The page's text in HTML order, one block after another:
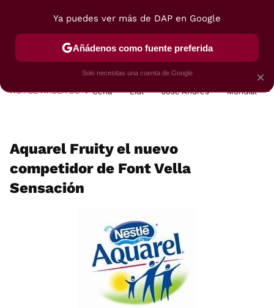
POSTRES VIAJES SELECCIÓN VEGUI
HOY SE HABLA DE Cena Lidl José Andrés Mundial
Aquarel Fruity el nuevo
competidor de Font Vella
Sensación
×
Ya puedes ver más de DAP en Google
Añádenos como fuente preferida
Solo necesitas una cuenta de Google